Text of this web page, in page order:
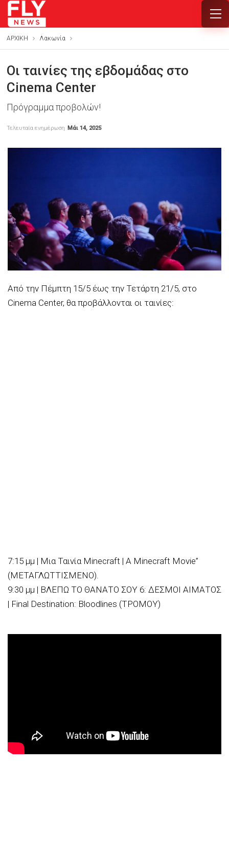
ΑΡΧΙΚΗ Λακωνία
Οι ταινίες της εβδομάδας στο
Cinema Center
Πρόγραμμα προβολών!
Τελευταία ενημέρωση Μάι 14, 2025
Από την Πέμπτη 15/5 έως την Τετάρτη 21/5, στο
Cinema Center, θα προβάλλονται οι ταινίες:
7:15 μμ | Μια Ταινία Minecraft | A Minecraft Movie”
(ΜΕΤΑΓΛΩΤΤΙΣΜΕΝΟ).
9:30 μμ | ΒΛΕΠΩ ΤΟ ΘΑΝΑΤΟ ΣΟΥ 6: ΔΕΣΜΟΙ ΑΙΜΑΤΟΣ
| Final Destination: Bloodlines (ΤΡΟΜΟΥ)